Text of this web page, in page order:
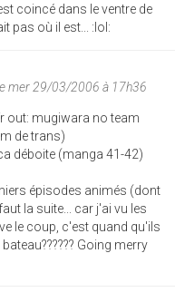
coincé dans le ventre de
pas où il est... :lol:
mer 29/03/2006 à 17h36
out: mugiwara no team
de trans)
déboite (manga 41-42)
épisodes animés (dont
la suite... car j'ai vu les
le coup, c'est quand qu'ils
Going merry